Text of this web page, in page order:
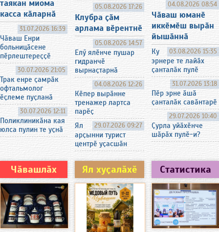
таякан миома
касса кӑларнӑ
31.07.2026 16:39
Чӑваш Енри
больницӑсене
пӗрлештереҫҫӗ
30.07.2026 21:05
Трак енре ҫамрӑк
офтальмолог
ӗҫлеме пуҫланӑ
30.07.2026 12:11
Поликлиникӑна кая
юлса пулин те уҫнӑ
05.08.2026 17:26
Клубра ҫӑм
арлама вӗрентнӗ
05.08.2026 14:57
Елӳ ялӗнче пушар
гидранчӗ
вырнаҫтарнӑ
04.08.2026 12:26
Кӗпер вырӑнне
тренажер лартса
парӗҫ
29.07.2026 09:27
Ял
арҫынни турист
центрӗ уҫасшӑн
04.08.2026 08:54
Чӑваш юманӗ
иккӗмӗш вырӑн
йышӑннӑ
03.08.2026 15:35
Ку
эрнере те лайӑх
ҫанталӑк пулӗ
31.07.2026 13:18
Пӗр эрне ӑшӑ
ҫанталӑк савӑнтарӗ
29.07.2026 10:40
Ҫурла уйӑхӗнче
шӑрӑх пулӗ-и?
Чӑвашлӑх Ял хуҫалӑхӗ Статистика